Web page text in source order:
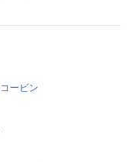
ービン